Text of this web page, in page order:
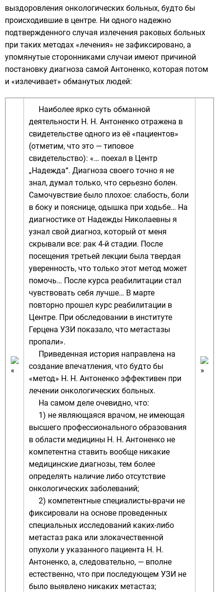
выздоровления онкологических больных, будто бы
происходившие в центре. Ни одного надежно
подтвержденного случая излечения раковых больных
при таких методах «лечения» не зафиксировано, а
упомянутые сторонниками случаи имеют причиной
постановку диагноза самой Антоненко, которая потом
и «излечивает» обманутых людей:
Наиболее ярко суть обманной
деятельности Н. Н. Антоненко отражена в
свидетельстве одного из её «пациентов»
(отметим, что это — типовое
свидетельство): «… поехал в Центр
„Надежда“. Диагноза своего точно я не
знал, думал только, что серьезно болен.
Самочувствие было плохое: слабость, боли
в боку и пояснице, одышка при ходьбе… На
диагностике от Надежды Николаевны я
узнал свой диагноз, который от меня
скрывали все: рак 4-й стадии. После
посещения третьей лекции была твердая
уверенность, что только этот метод может
помочь… После курса реабилитации стал
чувствовать себя лучше… В марте
повторно прошел курс реабилитации в
Центре. При обследовании в институте
Герцена УЗИ показало, что метастазы
пропали».
Приведенная история направлена на
создание впечатления, что будто бы
«метод» Н. Н. Антоненко эффективен при
лечении онкологических больных.
На самом деле очевидно, что:
1) не являющаяся врачом, не имеющая
высшего профессионального образования
в области медицины Н. Н. Антоненко не
компетентна ставить вообще никакие
медицинские диагнозы, тем более
определять наличие либо отсутствие
онкологических заболеваний;
2) компетентные специалисты-врачи не
фиксировали на основе проведенных
специальных исследований каких-либо
метастаз рака или злокачественной
опухоли у указанного пациента Н. Н.
Антоненко, а, следовательно, — вполне
естественно, что при последующем УЗИ не
было выявлено никаких метастаз;